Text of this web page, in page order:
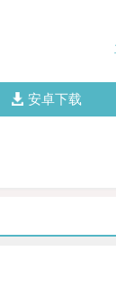
安卓下载